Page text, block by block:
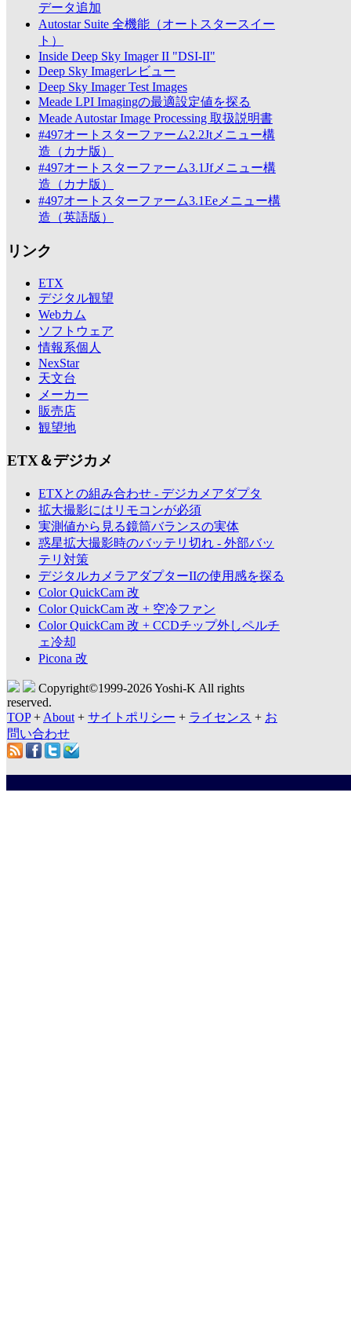
データ追加
Autostar Suite 全機能（オートスタースイー
ト）
Inside Deep Sky Imager II "DSI-II"
Deep Sky Imagerレビュー
Deep Sky Imager Test Images
Meade LPI Imagingの最適設定値を探る
Meade Autostar Image Processing 取扱説明書
#497オートスターファーム2.2Jtメニュー構
造（カナ版）
#497オートスターファーム3.1Jfメニュー構
造（カナ版）
#497オートスターファーム3.1Eeメニュー構
造（英語版）
リンク
ETX
デジタル観望
Webカム
ソフトウェア
情報系個人
NexStar
天文台
メーカー
販売店
観望地
ETX＆デジカメ
ETXとの組み合わせ - デジカメアダプタ
拡大撮影にはリモコンが必須
実測値から見る鏡筒バランスの実体
惑星拡大撮影時のバッテリ切れ - 外部バッ
テリ対策
デジタルカメラアダプターIIの使用感を探る
Color QuickCam 改
Color QuickCam 改 + 空冷ファン
Color QuickCam 改 + CCDチップ外しペルチ
ェ冷却
Picona 改
Copyright©1999-2026 Yoshi-K All rights
reserved.
TOP+ About + サイトポリシー + ライセンス + お
問い合わせ